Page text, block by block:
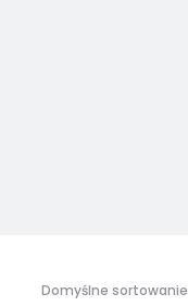
Domyślne sortowanie